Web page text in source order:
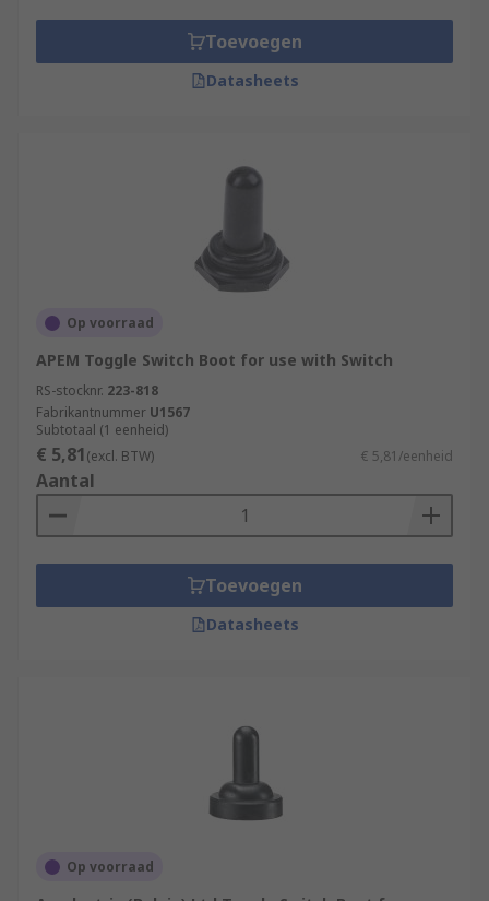
Toevoegen
Datasheets
Op voorraad
APEM Toggle Switch Boot for use with Switch
RS-stocknr. 223-818
Fabrikantnummer U1567
Subtotaal (1 eenheid)
€ 5,81(excl. BTW) € 5,81/eenheid
Aantal
Toevoegen
Datasheets
Op voorraad